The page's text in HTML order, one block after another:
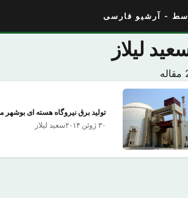
- آرشیو فارسی
لیلاز
تولید برق نیروگاه هسته ای
سعید لیلاز ۳۰ ژوئن ۲۰۱۴